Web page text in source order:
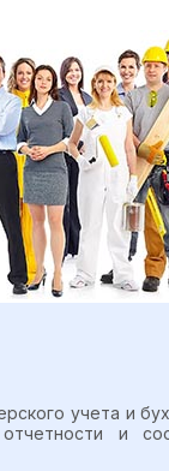
учета и
и